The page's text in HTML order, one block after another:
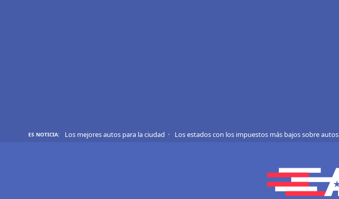
ES NOTICIA: Los mejores autos para la ciudad Los estados con los impuestos más bajos sobre autos